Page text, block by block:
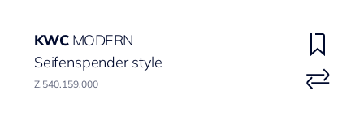
KWC MODERN
Seifenspender style
Z.540.159.000